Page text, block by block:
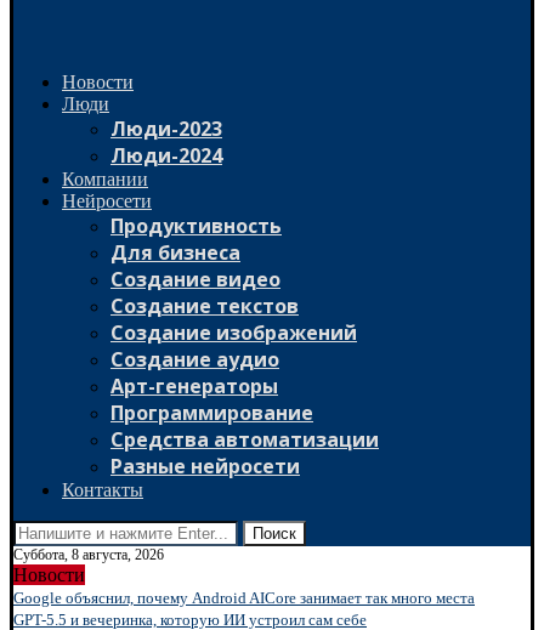
Новости
Люди
Люди-2023
Люди-2024
Компании
Нейросети
Продуктивность
Для бизнеса
Создание видео
Создание текстов
Создание изображений
Создание аудио
Арт-генераторы
Программирование
Средства автоматизации
Разные нейросети
Контакты
Поиск
Суббота, 8 августа, 2026
Новости
Google объяснил, почему Android AICore занимает так много места
GPT-5.5 и вечеринка, которую ИИ устроил сам себе